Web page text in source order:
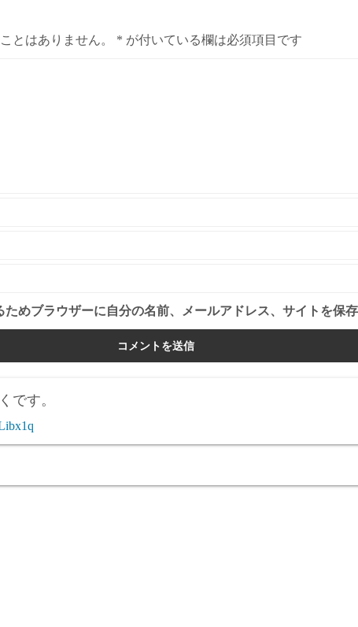
とはありません。 * が付いている欄は必須項目です
めブラウザーに自分の名前、メールアドレス、サイトを保存
です。